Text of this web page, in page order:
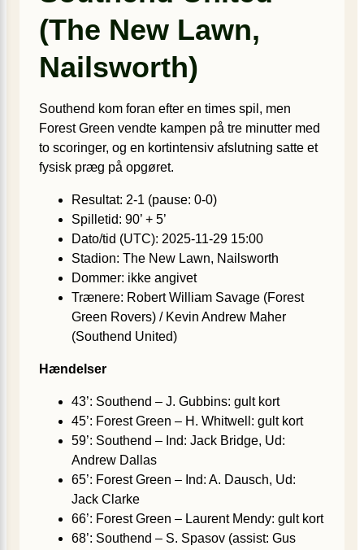
(The New Lawn,
Nailsworth)
Southend kom foran efter en times spil, men
Forest Green vendte kampen på tre minutter med
to scoringer, og en kortintensiv afslutning satte et
fysisk præg på opgøret.
Resultat: 2-1 (pause: 0-0)
Spilletid: 90’ + 5’
Dato/tid (UTC): 2025-11-29 15:00
Stadion: The New Lawn, Nailsworth
Dommer: ikke angivet
Trænere: Robert William Savage (Forest
Green Rovers) / Kevin Andrew Maher
(Southend United)
Hændelser
43’: Southend – J. Gubbins: gult kort
45’: Forest Green – H. Whitwell: gult kort
59’: Southend – Ind: Jack Bridge, Ud:
Andrew Dallas
65’: Forest Green – Ind: A. Dausch, Ud:
Jack Clarke
66’: Forest Green – Laurent Mendy: gult kort
68’: Southend – S. Spasov (assist: Gus